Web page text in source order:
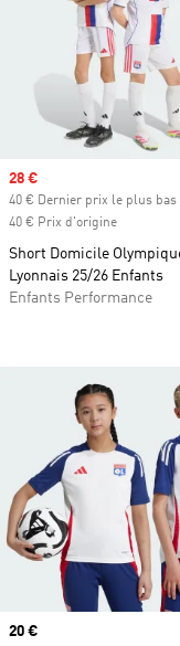
Prix soldé
28 €
40 € Dernier prix le plus bas
40 € Prix d'origine
Short Domicile
Lyonnais 25/26 Enfants
Enfants Performance
Prix actuel
20 €